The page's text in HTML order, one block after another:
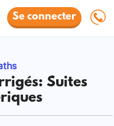
Se connecter
Suites